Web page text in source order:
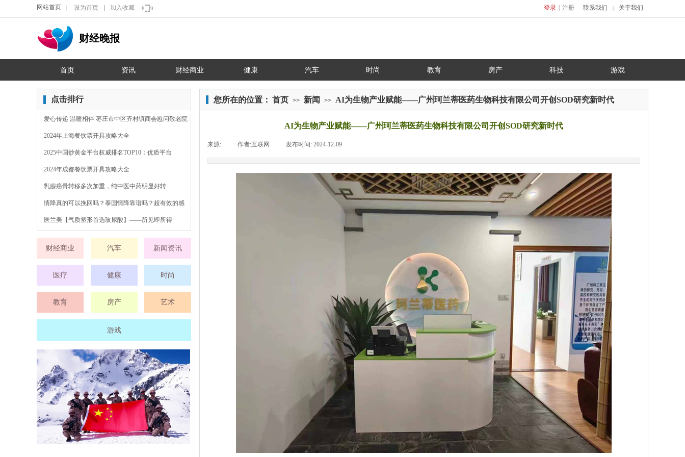
登录 注册
网站首页 设为首页 加入收藏 联系我们 关于我们
财经晚报
首页 资讯 财经商业 健康 汽车 时尚 教育 房产 科技 游戏
点击排行 您所在的位置： 首页 >> 新闻 >> AI为生物产业赋能——广州珂兰蒂医药生物科技有限公司开创SOD研究新时代
AI为生物产业赋能——广州珂兰蒂医药生物科技有限公司开创SOD研究新时代
来源: 作者:互联网 发布时间: 2024-12-09
爱心传递 温暖相伴 枣庄市中区齐村镇商会慰问敬老院
2024年上海餐饮票开具攻略大全
2025中国炒黄金平台权威排名TOP10：优质平台
2024年成都餐饮票开具攻略大全
乳腺癌骨转移多次加重，纯中医中药明显好转
情降真的可以挽回吗？泰国情降靠谱吗？超有效的感
情裂
医兰美【气质塑形首选玻尿酸】——所见即所得
财经商业 新闻资讯
汽车
健康
医疗 时尚
教育 房产 艺术
游戏